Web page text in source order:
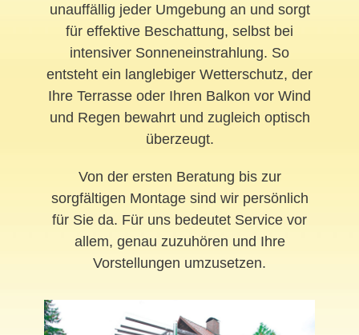
unauffällig jeder Umgebung an und sorgt
für effektive Beschattung, selbst bei
intensiver Sonneneinstrahlung. So
entsteht ein langlebiger Wetterschutz, der
Ihre Terrasse oder Ihren Balkon vor Wind
und Regen bewahrt und zugleich optisch
überzeugt.
Von der ersten Beratung bis zur
sorgfältigen Montage sind wir persönlich
für Sie da. Für uns bedeutet Service vor
allem, genau zuzuhören und Ihre
Vorstellungen umzusetzen.